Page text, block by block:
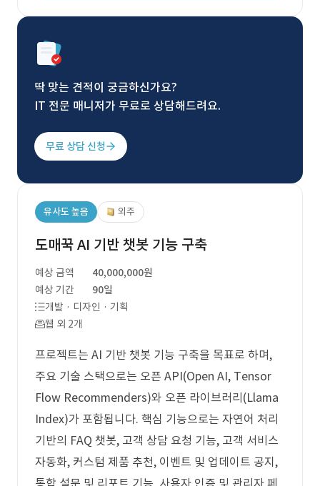
딱 맞는 견적이 궁금하신가요?
IT 전문 매니저가 무료로 상담해드려요.
무료 상담 신청
유사도 높음 외주
도매꾹 AI 기반 챗봇 기능 구축
예상 금액
40,000,000원
예상 기간
90일
개발 · 디자인 · 기획
웹 외 2개
프로젝트는 AI 기반 챗봇 기능 구축을 목표로 하며,
주요 기술 스택으로는 오픈 API(Open AI, Tensor
Flow Recommenders)와 오픈 라이브러리(Llama
Index)가 포함됩니다. 핵심 기능으로는 자연어 처리
기반의 FAQ 챗봇, 고객 상담 요청 기능, 고객 서비스
자동화, 커스텀 제품 추천, 이벤트 및 업데이트 공지,
통합 설문 및 리포트 기능, 사용자 인증 및 관리자 페